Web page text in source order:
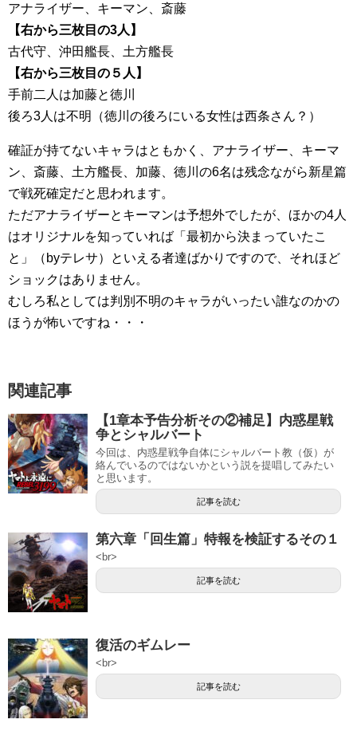
アナライザー、キーマン、斎藤
【右から三枚目の3人】
古代守、沖田艦長、土方艦長
【右から三枚目の５人】
手前二人は加藤と徳川
後ろ3人は不明（徳川の後ろにいる女性は西条さん？）
確証が持てないキャラはともかく、アナライザー、キーマ
ン、斎藤、土方艦長、加藤、徳川の6名は残念ながら新星篇
で戦死確定だと思われます。
ただアナライザーとキーマンは予想外でしたが、ほかの4人
はオリジナルを知っていれば「最初から決まっていたこ
と」（byテレサ）といえる者達ばかりですので、それほど
ショックはありません。
むしろ私としては判別不明のキャラがいったい誰なのかの
ほうが怖いですね・・・
関連記事
【1章本予告分析その②補足】内惑星戦
争とシャルバート
今回は、内惑星戦争自体にシャルバート教（仮）が
絡んでいるのではないかという説を提唱してみたい
と思います。
記事を読む
第六章「回生篇」特報を検証するその１
<br>
記事を読む
復活のギムレー
<br>
記事を読む